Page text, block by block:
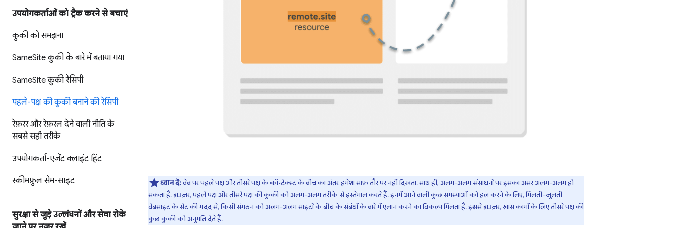
उपयोगकर्ताओं को ट्रैक करने से बचाएं
कुकी को समझना
SameSite कुकी के बारे में बताया गया
SameSite कुकी रेसिपी
पहले-पक्ष की कुकी बनाने की रेसिपी
रेफ़रर और रेफ़रल देने वाली नीति के
सबसे सही तरीके
उपयोगकर्ता-एजेंट क्लाइंट हिंट
स्कीमफ़ुल सेम-साइट
सुरक्षा से जुड़े उल्लंघनों और सेवा रोके
ध्यान दें:वेब पर पहले पक्ष और तीसरे पक्ष के कॉन्टेक्स्ट के बीच का अंतर हमेशा साफ़ तौर पर नहीं दिखता. साथ ही, अलग-अलग संसाधनों पर इसका असर अलग-अलग हो
सकता है. ब्राउज़र, पहले पक्ष और तीसरे पक्ष की कुकी को अलग-अलग तरीके से इस्तेमाल करते हैं. इनमें आने वाली कुछ समस्याओं को हल करने के लिए,मिलती-जुलती
वेबसाइट के सेटकी मदद से, किसी संगठन को अलग-अलग साइटों के बीच के संबंधों के बारे में एलान करने का विकल्प मिलता है. इससे ब्राउज़र, खास कामों के लिए तीसरे पक्ष की
कुछ कुकी को अनुमति देते हैं.